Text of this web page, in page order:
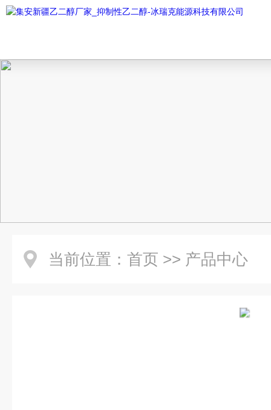
当前位置： 首页 >> 产品中心